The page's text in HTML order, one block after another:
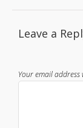
Leave a
Your email